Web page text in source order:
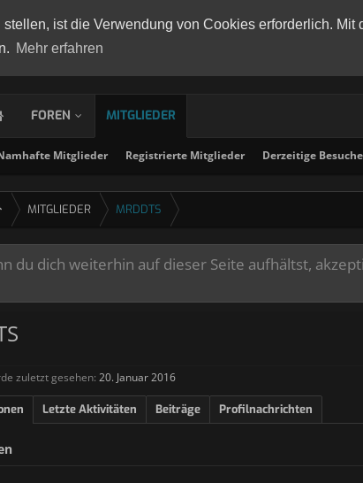
ist die Verwendung von Cookies erforderlich.
Mehr erfahren
FOREN MITGLIEDER
Mitglieder Registrierte Mitglieder Derzeitige
MITGLIEDER MRDDTS
du dich weiterhin auf dieser Seite aufhältst,
zuletzt gesehen: 20. Januar 2016
Letzte Aktivitäten Beiträge Profilnachrichten